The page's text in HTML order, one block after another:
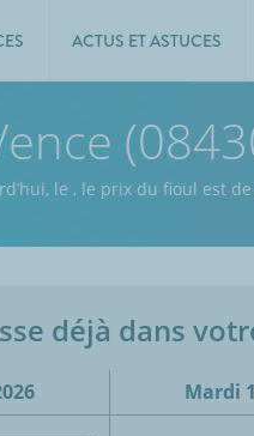
ACTUS ET ASTUCES
le , le prix du fioul est de
déjà dans
Mardi